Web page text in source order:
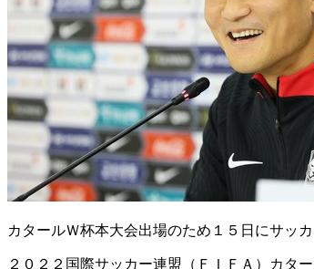
カタールＷ杯本大会出場のため１５日にサッ
２０２２国際サッカー連盟（ＦＩＦＡ）カタ